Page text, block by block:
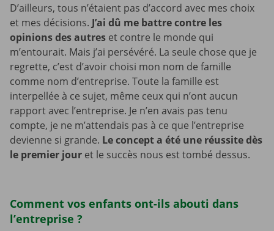
D’ailleurs, tous n’étaient pas d’accord avec mes choix
et mes décisions. J’ai dû me battre contre les
opinions des autres et contre le monde qui
m’entourait. Mais j’ai persévéré. La seule chose que je
regrette, c’est d’avoir choisi mon nom de famille
comme nom d’entreprise. Toute la famille est
interpellée à ce sujet, même ceux qui n’ont aucun
rapport avec l’entreprise. Je n’en avais pas tenu
compte, je ne m’attendais pas à ce que l’entreprise
devienne si grande. Le concept a été une réussite dès
le premier jour et le succès nous est tombé dessus.
Comment vos enfants ont-ils abouti dans
l’entreprise ?